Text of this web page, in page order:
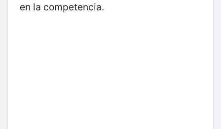
en la competencia.